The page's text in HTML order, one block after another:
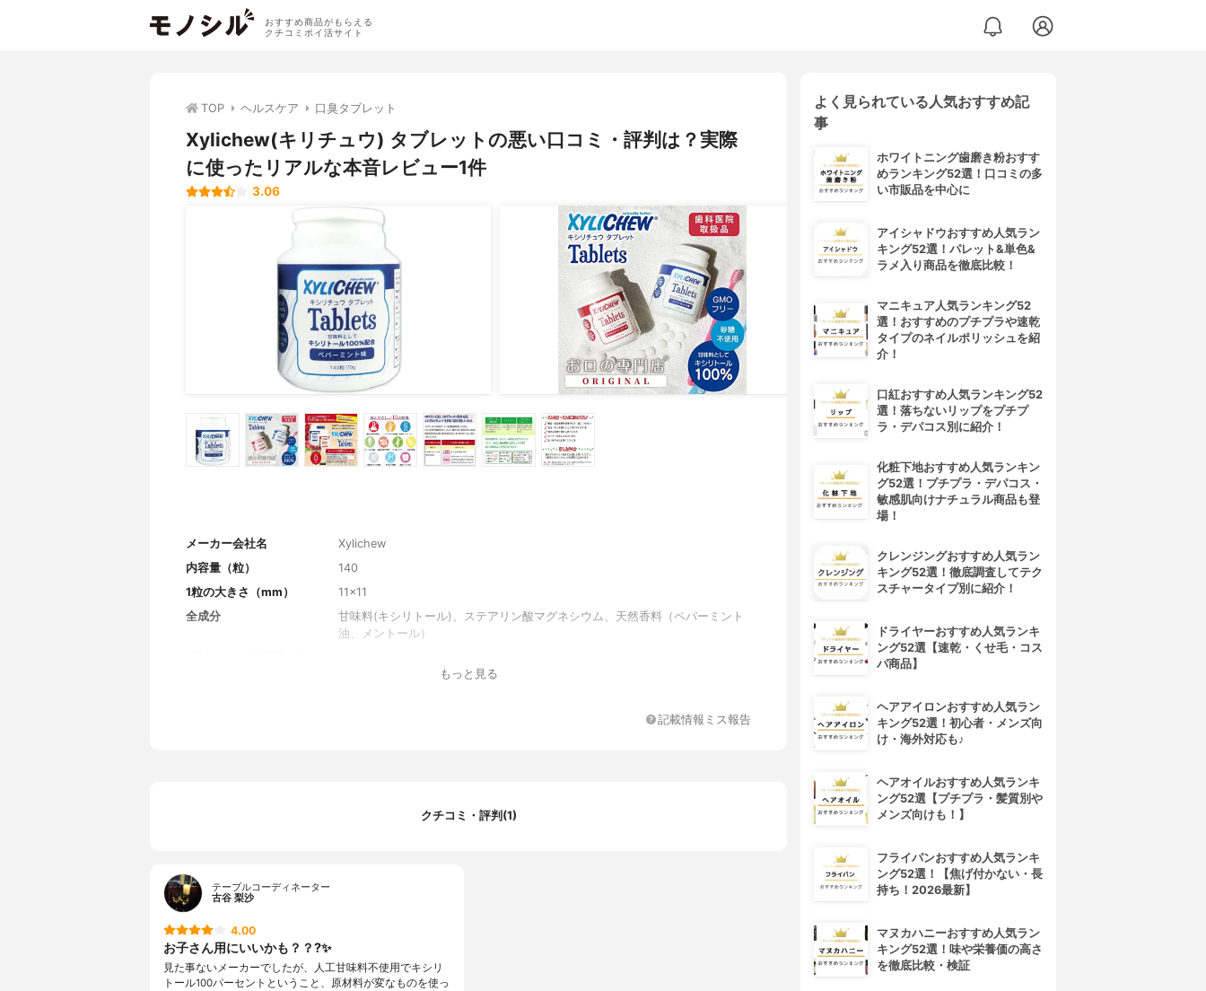
おすすめ商品がもらえる
クチコミポイ活サイト
TOP ヘルスケア 口臭タブレット
Xylichew(キリチュウ) タブレットの悪い口コミ・評判は？実際
に使ったリアルな本音レビュー1件
3.06
メーカー会社名
Xylichew
内容量（粒）
140
1粒の大きさ（mm）
11×11
全成分
甘味料(キシリトール)、ステアリン酸マグネシウム、天然香料（ペパーミント
油、メントール）
もっと見る
記載情報ミス報告
クチコミ・評判(1)
テーブルコーディネーター
古谷 梨沙
4.00
お子さん用にいいかも？？?✨
見た事ないメーカーでしたが、人工甘味料不使用でキシリ
トール100パーセントということ、原材料が変なものを使っ
よく見られている人気おすすめ記
事
ホワイトニング歯磨き粉おすす
めランキング52選！口コミの多
い市販品を中心に
アイシャドウおすすめ人気ラン
キング52選！パレット&単色&
ラメ入り商品を徹底比較！
マニキュア人気ランキング52
選！おすすめのプチプラや速乾
タイプのネイルポリッシュを紹
介！
口紅おすすめ人気ランキング52
選！落ちないリップをプチプ
ラ・デパコス別に紹介！
化粧下地おすすめ人気ランキン
グ52選！プチプラ・デパコス・
敏感肌向けナチュラル商品も登
場！
クレンジングおすすめ人気ラン
キング52選！徹底調査してテク
スチャータイプ別に紹介！
ドライヤーおすすめ人気ランキ
ング52選【速乾・くせ毛・コス
パ商品】
ヘアアイロンおすすめ人気ラン
キング52選！初心者・メンズ向
け・海外対応も♪
ヘアオイルおすすめ人気ランキ
ング52選【プチプラ・髪質別や
メンズ向けも！】
フライパンおすすめ人気ランキ
ング52選！【焦げ付かない・長
持ち！2026最新】
マヌカハニーおすすめ人気ラン
キング52選！味や栄養価の高さ
を徹底比較・検証